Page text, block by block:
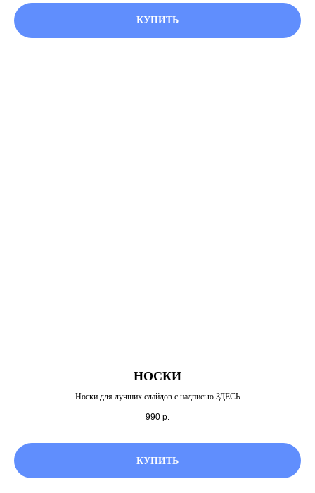
КУПИТЬ
НОСКИ
Носки для лучших слайдов с надписью ЗДЕСЬ
990 р.
КУПИТЬ